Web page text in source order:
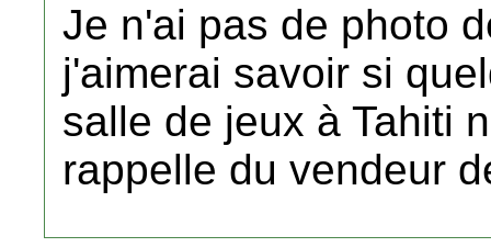
Je n'ai pas de photo
j'aimerai savoir si
salle de jeux à Tahiti
rappelle du vendeur